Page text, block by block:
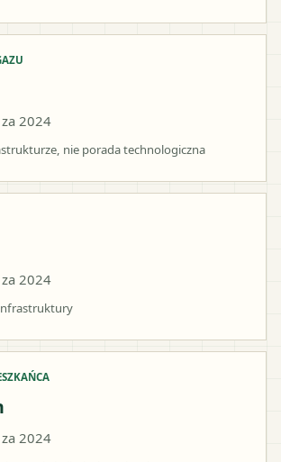
za 2024
nie porada technologiczna
za 2024
za 2024